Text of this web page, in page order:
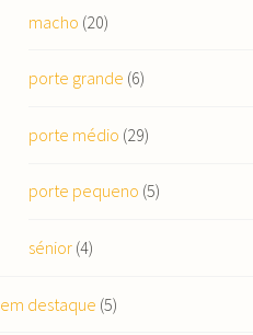
macho (20)
porte grande (6)
porte médio (29)
porte pequeno (5)
sénior(4)
em destaque (5)